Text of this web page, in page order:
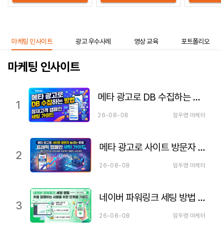
마케팅 인사이트 광고 우수사례 영상 교육 포트폴리오
마케팅 인사이트
1
메타 광고로 DB 수집하는 방법 — 잠재고객 캠페인 세팅 가이드
26-08-08 임두영 마케터
2
메타 광고로 사이트 방문자 늘리는 방법 — 트래픽 캠페인 세팅 가이드
26-08-08 임두영 마케터
3
네이버 파워링크 세팅 방법 — 처음 집행하는 사람을 위한 단계별 가이드
26-08-08 임두영 마케터